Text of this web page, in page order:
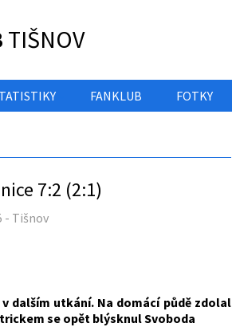
TIŠNOV
FANKLUB FOTKY
7:2 (2:1)
- Tišnov
dalším utkání. Na domácí půdě zdolal
se opět blýsknul Svoboda